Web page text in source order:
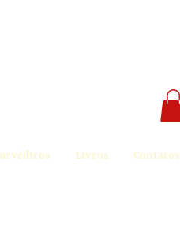
Livros Contatos